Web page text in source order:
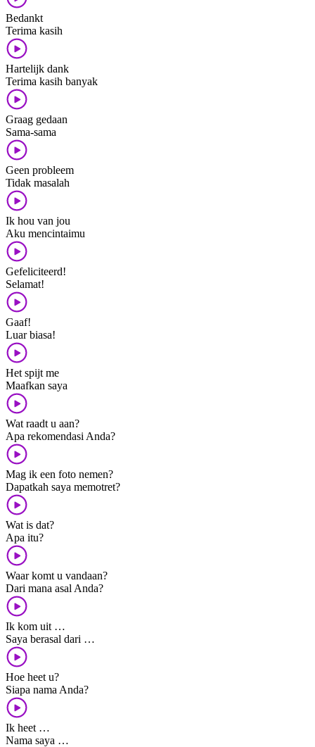
Bedankt
Terima kasih
Hartelijk dank
Terima kasih banyak
Graag gedaan
Sama-sama
Geen probleem
Tidak masalah
Ik hou van jou
Aku mencintaimu
Gefeliciteerd!
Selamat!
Gaaf!
Luar biasa!
Het spijt me
Maafkan saya
Wat raadt u aan?
Apa rekomendasi Anda?
Mag ik een foto nemen?
Dapatkah saya memotret?
Wat is dat?
Apa itu?
Waar komt u vandaan?
Dari mana asal Anda?
Ik kom uit …
Saya berasal dari …
Hoe heet u?
Siapa nama Anda?
Ik heet …
Nama saya …